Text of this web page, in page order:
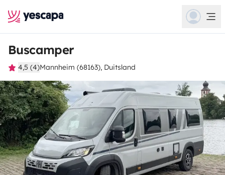
Buscamper
4,5 (4)Mannheim (68163), Duitsland